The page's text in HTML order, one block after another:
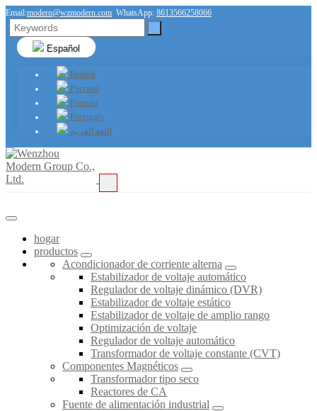
Email:modern@wzmodern.com WhatsApp: 8613566258066
Español
English
Русский
Français
Português
اللغة العربية
hogar
productos
Acondicionador de corriente alterna
Estabilizador de voltaje automático
Regulador de voltaje dinámico (DVR)
Estabilizador de voltaje estático
Estabilizador de voltaje de amplio rango
Optimización de voltaje
Regulador de voltaje automático
Transformador de voltaje constante (CVT)
Componentes Magnéticos
Transformador tipo seco
Reactores de CA
Fuente de alimentación industrial